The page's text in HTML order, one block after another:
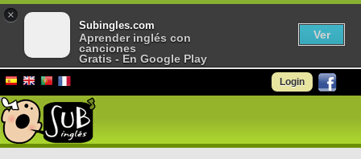
Login
×
Subingles.com
Aprender inglés con
canciones
Gratis - En Google Play
Ver